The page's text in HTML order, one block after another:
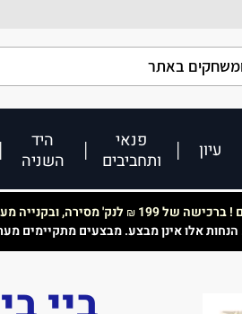
עיון
פנאי
ותחביבים
היד
השניה
ברכישה של 199 ₪ לנק' מסירה, ובקנייה מעל
אלו אינן מבצע. מבצעים מתקיימים